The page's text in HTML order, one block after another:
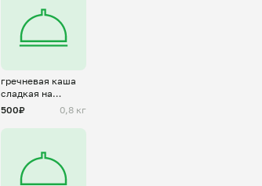
гречневая каша
сладкая на
молоке и
сливочном масле
500₽ 0,8 кг